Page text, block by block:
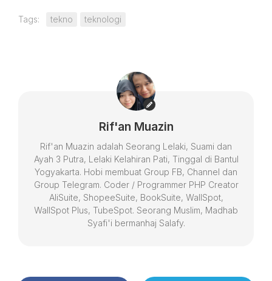
Tags: tekno teknologi
Rif'an Muazin
Rif'an Muazin adalah Seorang Lelaki, Suami dan
Ayah 3 Putra, Lelaki Kelahiran Pati, Tinggal di Bantul
Yogyakarta. Hobi membuat Group FB, Channel dan
Group Telegram. Coder / Programmer PHP Creator
AliSuite, ShopeeSuite, BookSuite, WallSpot,
WallSpot Plus, TubeSpot. Seorang Muslim, Madhab
Syafi'i bermanhaj Salafy.